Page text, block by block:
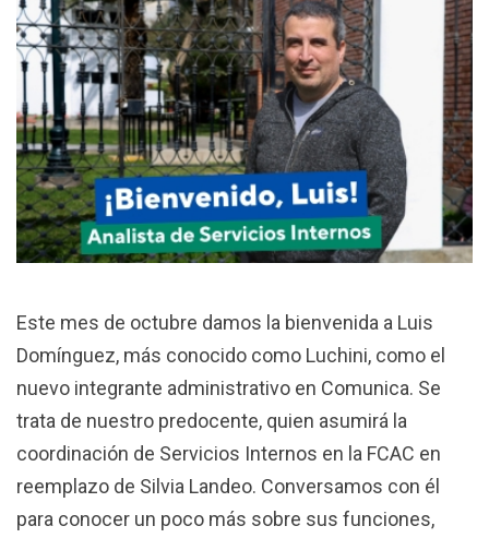
Este mes de octubre damos la bienvenida a Luis
Domínguez, más conocido como Luchini, como el
nuevo integrante administrativo en Comunica. Se
trata de nuestro predocente, quien asumirá la
coordinación de Servicios Internos en la FCAC en
reemplazo de Silvia Landeo. Conversamos con él
para conocer un poco más sobre sus funciones,